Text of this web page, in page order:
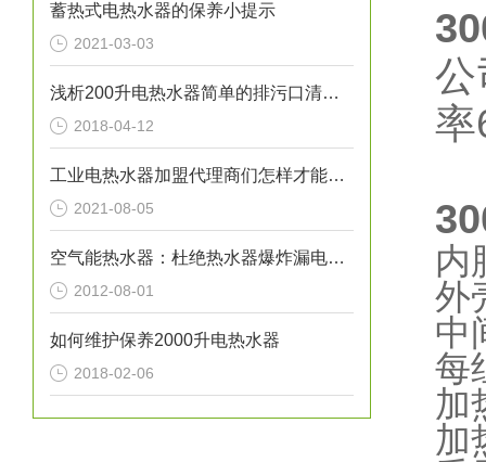
蓄热式电热水器的保养小提示
2021-03-03
浅析200升电热水器简单的排污口清洁方法
2018-04-12
工业电热水器加盟代理商们怎样才能让自己的事业风生水起呢？
2021-08-05
空气能热水器：杜绝热水器爆炸漏电事故
2012-08-01
如何维护保养2000升电热水器
2018-02-06
率
内
外
中
每
加
加